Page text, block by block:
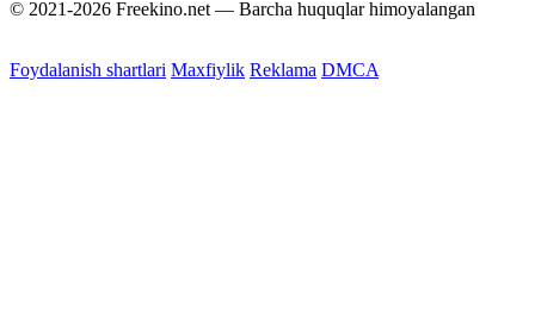
© 2021-2026 Freekino.net — Barcha huquqlar himoyalangan
Foydalanish shartlari Maxfiylik Reklama DMCA